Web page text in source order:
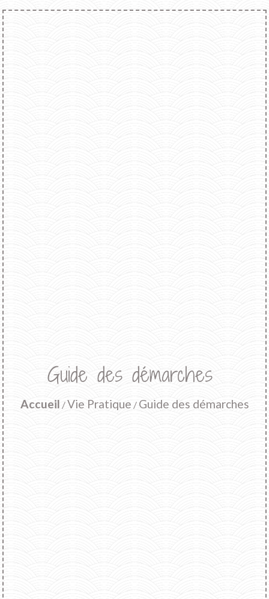
Guide des démarches
Accueil /Vie Pratique / Guide des démarches